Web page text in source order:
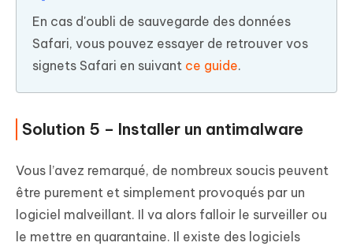
En cas d'oubli de sauvegarde des données
Safari, vous pouvez essayer de retrouver vos
signets Safari en suivant ce guide.
Solution 5 – Installer un antimalware
Vous l’avez remarqué, de nombreux soucis peuvent
être purement et simplement provoqués par un
logiciel malveillant. Il va alors falloir le surveiller ou
le mettre en quarantaine. Il existe des logiciels